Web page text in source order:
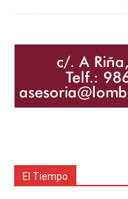
El Tiempo